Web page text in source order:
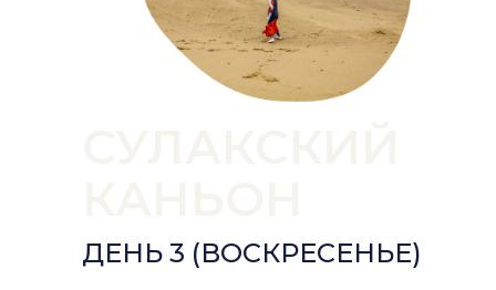
ДЕНЬ 3 (ВОСКРЕСЕНЬЕ)